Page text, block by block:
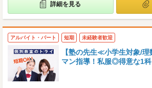
詳細を見る
アルバイト・パート 短期 未経験者歓迎
【塾の先生≪小学生対象/
マン指導！私服◎得意な1